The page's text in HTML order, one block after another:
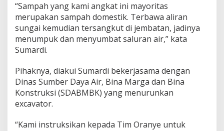
i
C
h
a
n
g
“Sampah yang kami angkat ini mayoritas
merupakan sampah domestik. Terbawa aliran
sungai kemudian tersangkut di jembatan, jadinya
menumpuk dan menyumbat saluran air,” kata
Sumardi.
Pihaknya, diakui Sumardi bekerjasama dengan
Dinas Sumber Daya Air, Bina Marga dan Bina
Konstruksi (SDABMBK) yang menurunkan
excavator.
“Kami instruksikan kepada Tim Oranye untuk